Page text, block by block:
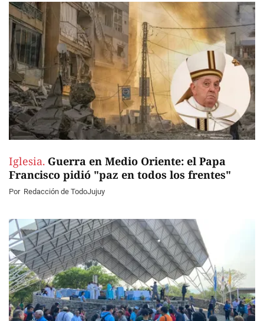
Iglesia. Guerra en Medio Oriente: el Papa
Francisco pidió "paz en todos los frentes"
Por Redacción de TodoJujuy